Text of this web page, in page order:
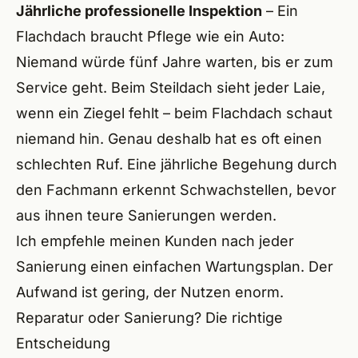
Jährliche professionelle Inspektion – Ein
Flachdach braucht Pflege wie ein Auto:
Niemand würde fünf Jahre warten, bis er zum
Service geht. Beim Steildach sieht jeder Laie,
wenn ein Ziegel fehlt – beim Flachdach schaut
niemand hin. Genau deshalb hat es oft einen
schlechten Ruf. Eine jährliche Begehung durch
den Fachmann erkennt Schwachstellen, bevor
aus ihnen teure Sanierungen werden.
Ich empfehle meinen Kunden nach jeder
Sanierung einen einfachen Wartungsplan. Der
Aufwand ist gering, der Nutzen enorm.
Reparatur oder Sanierung? Die richtige
Entscheidung